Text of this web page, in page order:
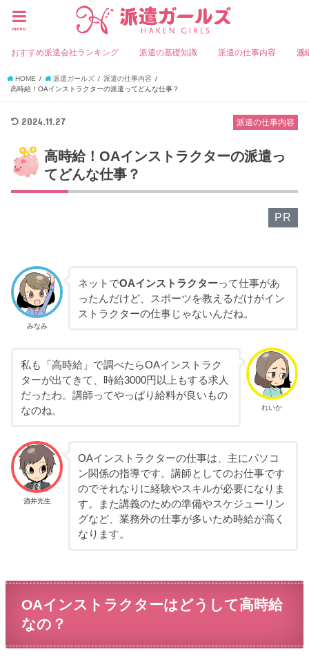
menu
おすすめ派遣会社ランキング 派遣の基礎知識 派遣の仕事内容 派
HOME 派遣ガールズ
派遣の仕事内容
高時給！OAインストラクターの派遣ってどんな仕事？
派遣の仕事内容
2024.11.27
高時給！OAインストラクターの派遣っ
てどんな仕事？
PR
みなみ
ネットでOAインストラクターって仕事があ
ったんだけど、スポーツを教えるだけがイン
ストラクターの仕事じゃないんだね。
れいか
私も「高時給」で調べたらOAインストラク
ターが出てきて、時給3000円以上もする求人
だったわ。講師ってやっぱり給料が良いもの
なのね。
酒井先生
OAインストラクターの仕事は、主にパソコ
ン関係の指導です。講師としてのお仕事です
のでそれなりに経験やスキルが必要になりま
す。また講義のための準備やスケジューリン
グなど、業務外の仕事が多いため時給が高く
なります。
OAインストラクターはどうして高時給
なの？